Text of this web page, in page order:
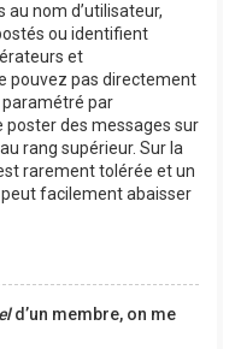
au nom d’utilisateur,
ou identifient
et
pouvez pas directement
paramétré par
poster des messages sur
rang supérieur. Sur la
rarement tolérée et un
facilement abaisser
d’un membre, on me